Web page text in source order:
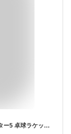
バタフライ 新入生応援セット初心者向け エクスター5 卓球ラケットセット オールラウンド用 BUTTERFLY